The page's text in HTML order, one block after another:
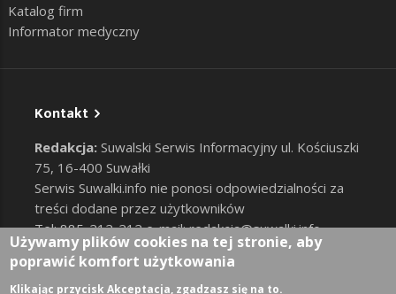
Katalog firm
Informator medyczny
Kontakt
Redakcja: Suwalski Serwis Informacyjny ul. Kościuszki
75, 16-400 Suwałki
Serwis Suwalki.info nie ponosi odpowiedzialności za
treści dodane przez użytkowników
Tel: 885-212-212 e-mail:redakcja@suwalki.info,
reklama@suwalki.info
RODO |Cookies
Zaloguj
Używamy plików cookies na tej stronie, aby
poprawić komfort użytkowania
Klikając przycisk Akceptacja, zgadzasz się na to.